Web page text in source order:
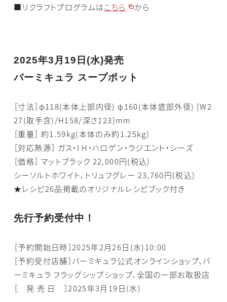
■リクラフトプログラムはこちら から
2025年3月19日(水)発売
バーミキュラ スープポット
［寸法］φ118(本体上部内径) φ160(本体底部外径) [W2
27(取手含)/H158/深さ123]mm
［重量］ 約1.59kg(本体のみ約1.25kg)
［対応熱源］ ガス・I H・ハロゲン・ラジエント・シーズ
［価格］ マットブラック 22,000円(税込)
シーソルトホワイト、トリュフグレー 23,760円(税込)
★レシピ26品掲載のオリジナルレシピブック付き
先行予約受付中！
［予約開始日時］2025年2月26日(水)10:00
［予約受付店舗］バーミキュラ公式オンラインショップ、バ
ーミキュラ フラッグシップショップ、全国の一部お取扱店
［ 発 売 日 ］2025年3月19日(水)